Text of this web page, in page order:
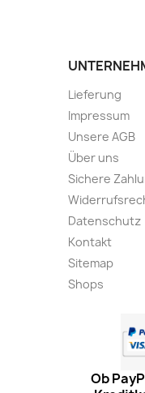
Lieferung
Impressum
Unsere AGB
Über uns
Sichere
Datenschutz
Kontakt
Sitemap
Shops
Ob